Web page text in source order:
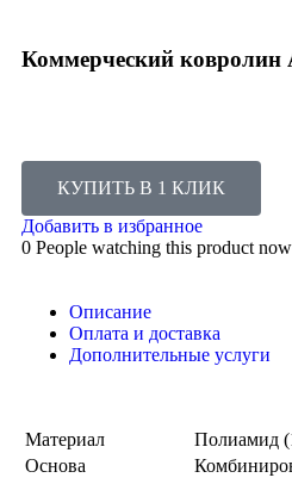
Коммерческий ковролин
КУПИТЬ В 1 КЛИК
Добавить в избранное
0 People watching this product
Описание
Оплата и доставка
Дополнительные услуги
Материал
Полиамид
Основа